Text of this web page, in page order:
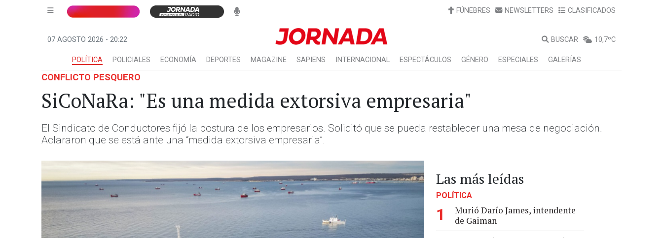
FÚNEBRES NEWSLETTERS CLASIFICADOS
07 AGOSTO 2026 - 20:22 BUSCAR 10,7ºC
POLÍTICA POLICIALES ECONOMÍA DEPORTES MAGAZINE SAPIENS INTERNACIONAL ESPECTÁCULOS GÉNERO ESPECIALES GALERÍAS
CONFLICTO PESQUERO
SiCoNaRa: "Es una medida extorsiva empresaria"
El Sindicato de Conductores fijó la postura de los empresarios. Solicitó que se pueda restablecer una mesa de negociación.
Aclararon que se está ante una “medida extorsiva empresaria”.
Las más leídas
POLÍTICA
1
Murió Darío James, intendente
de Gaiman